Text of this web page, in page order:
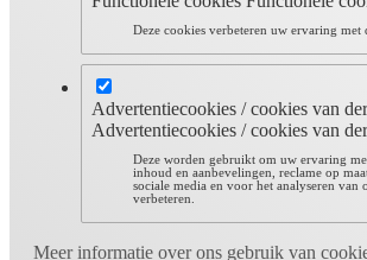
Deze cookies verbeteren uw ervaring met
Advertentiecookies / cookies van
Advertentiecookies / cookies van
Deze worden gebruikt om uw ervaring
inhoud en aanbevelingen, reclame op
sociale media en voor het analyseren van
verbeteren.
Meer informatie over ons gebruik van